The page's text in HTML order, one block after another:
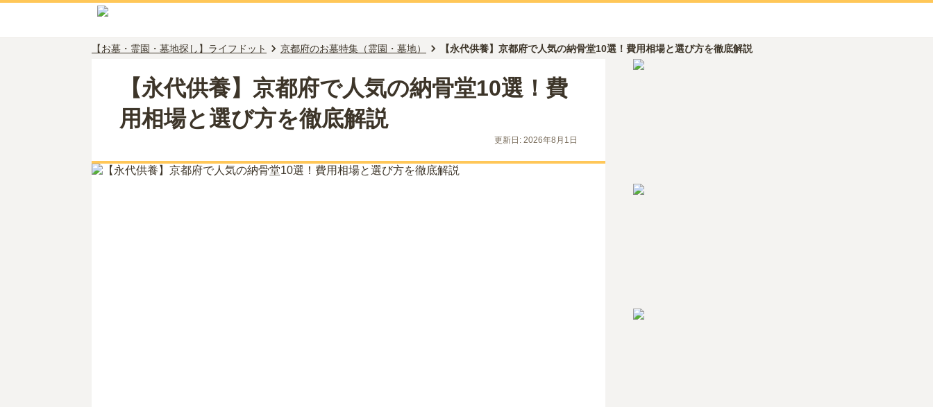
【お墓・霊園・墓地探し】ライフドット 京都府のお墓特集（霊園・墓地） 【永代供養】京都府で人気の納骨堂10選！費用相場と選び方を徹底解説
【永代供養】京都府で人気の納骨堂10選！費
用相場と選び方を徹底解説
更新日: 2026年8月1日